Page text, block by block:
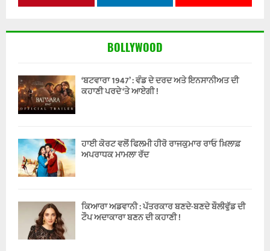
BOLLYWOOD
‘ਬਟਵਾਰਾ 1947’ : ਵੰਡ ਦੇ ਦਰਦ ਅਤੇ ਇਨਸਾਨੀਅਤ ਦੀ
ਕਹਾਣੀ ਪਰਦੇ ‘ਤੇ ਆਏਗੀ !
ਹਾਈ ਕੋਰਟ ਵਲੋਂ ਫਿਲਮੀ ਹੀਰੋ ਰਾਜਕੁਮਾਰ ਰਾਓ ਖ਼ਿਲਾਫ਼
ਅਪਰਾਧਕ ਮਾਮਲਾ ਰੱਦ
ਕਿਆਰਾ ਅਡਵਾਨੀ : ਪੱਤਰਕਾਰ ਬਣਦੇ-ਬਣਦੇ ਬੌਲੀਵੁੱਡ ਦੀ
ਟੌਪ ਅਦਾਕਾਰਾ ਬਣਨ ਦੀ ਕਹਾਣੀ !